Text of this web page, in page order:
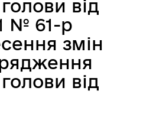
від
№ 61-р
змін
від